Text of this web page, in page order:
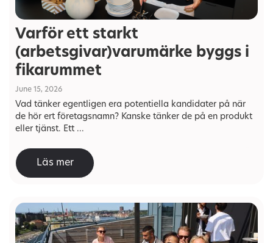
Varför ett starkt
(arbetsgivar)varumärke byggs i
fikarummet
June 15, 2026
Vad tänker egentligen era potentiella kandidater på när
de hör ert företagsnamn? Kanske tänker de på en produkt
eller tjänst. Ett ...
Läs mer